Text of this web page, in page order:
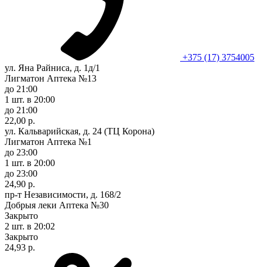
+375 (17) 3754005
ул. Яна Райниса, д. 1д/1
Лигматон Аптека №13
до 21:00
1 шт. в 20:00
до 21:00
22,00 р.
ул. Кальварийская, д. 24 (ТЦ Корона)
Лигматон Аптека №1
до 23:00
1 шт. в 20:00
до 23:00
24,90 р.
пр-т Независимости, д. 168/2
Добрыя леки Аптека №30
Закрыто
2 шт. в 20:02
Закрыто
24,93 р.